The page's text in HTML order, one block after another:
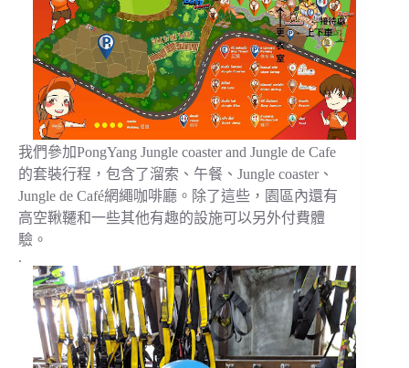
我們參加PongYang Jungle coaster and Jungle de Cafe
的套裝行程，包含了溜索、午餐、Jungle coaster、
Jungle de Café網繩咖啡廳。除了這些，園區內還有
高空鞦韆和一些其他有趣的設施可以另外付費體
驗。
.